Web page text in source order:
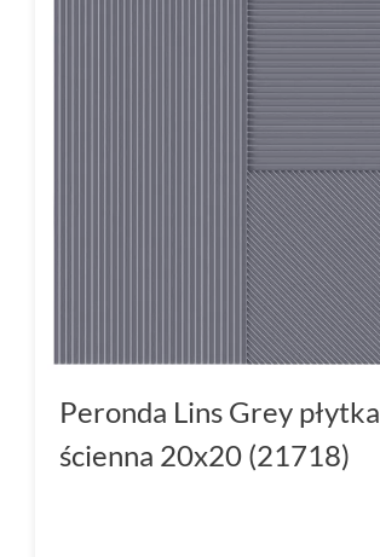
Peronda Lins Grey płytka
ścienna 20x20 (21718)